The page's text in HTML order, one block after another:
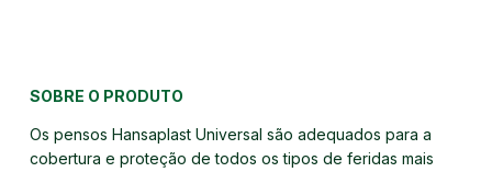
SOBRE O PRODUTO
Os pensos Hansaplast Universal são adequados para a
cobertura e proteção de todos os tipos de feridas mais